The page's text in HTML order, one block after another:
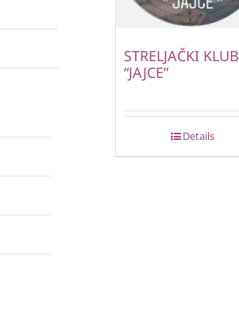
STRELJAČKI KLUB
“JAJCE”
Details